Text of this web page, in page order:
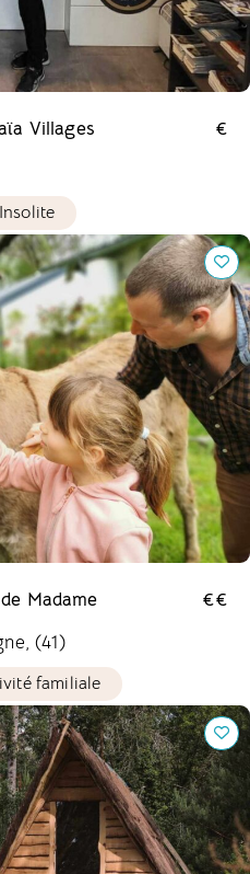
Villages
€
Insolite
Madame
€€
(41)
familiale
Hébergements Insolites.